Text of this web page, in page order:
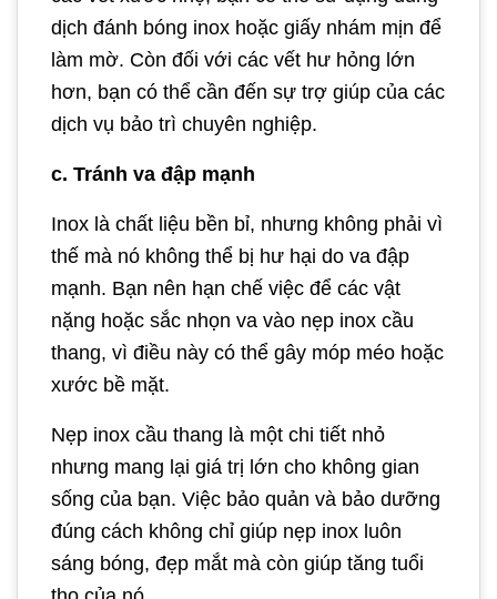
dịch đánh bóng inox hoặc giấy nhám mịn để
làm mờ. Còn đối với các vết hư hỏng lớn
hơn, bạn có thể cần đến sự trợ giúp của các
dịch vụ bảo trì chuyên nghiệp.
c. Tránh va đập mạnh
Inox là chất liệu bền bỉ, nhưng không phải vì
thế mà nó không thể bị hư hại do va đập
mạnh. Bạn nên hạn chế việc để các vật
nặng hoặc sắc nhọn va vào nẹp inox cầu
thang, vì điều này có thể gây móp méo hoặc
xước bề mặt.
Nẹp inox cầu thang là một chi tiết nhỏ
nhưng mang lại giá trị lớn cho không gian
sống của bạn. Việc bảo quản và bảo dưỡng
đúng cách không chỉ giúp nẹp inox luôn
sáng bóng, đẹp mắt mà còn giúp tăng tuổi